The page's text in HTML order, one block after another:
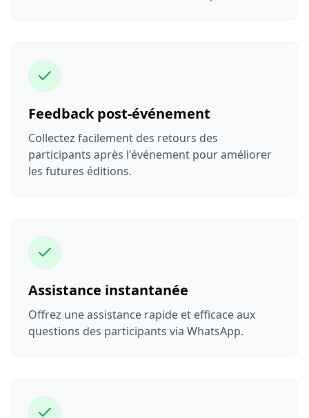
Feedback post-événement
Collectez facilement des retours des
participants après l'événement pour améliorer
les futures éditions.
Assistance instantanée
Offrez une assistance rapide et efficace aux
questions des participants via WhatsApp.